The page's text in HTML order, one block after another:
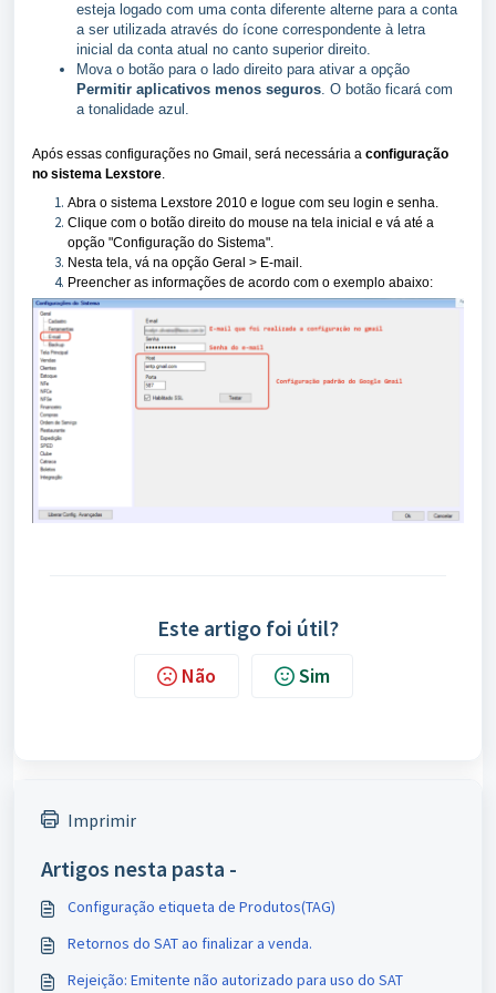
esteja logado com uma conta diferente alterne para a conta
a ser utilizada através do ícone correspondente à letra
inicial da conta atual no canto superior direito.
Mova o botão para o lado direito para ativar a opção
Permitir aplicativos menos seguros. O botão ficará com
a tonalidade azul.
Após essas configurações no Gmail, será necessária a configuração
no sistema Lexstore.
Abra o sistema Lexstore 2010 e logue com seu login e senha.
Clique com o botão direito do mouse na tela inicial e vá até a
opção "Configuração do Sistema".
Nesta tela, vá na opção Geral > E-mail.
Preencher as informações de acordo com o exemplo abaixo:
Este artigo foi útil?
Não Sim
Imprimir
Artigos nesta pasta -
Configuração etiqueta de Produtos(TAG)
Retornos do SAT ao finalizar a venda.
Rejeição: Emitente não autorizado para uso do SAT